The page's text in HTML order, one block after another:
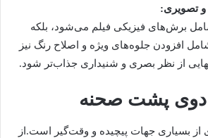
تصویری:
برش‌های فیزیکی فیلم می‌شود، بلکه
افزودن جلوه‌های ویژه و اصلاح رنگ نیز
از نظر بصری و شنیداری جذاب‌تر شود.
پشت صحنه
از بسیاری جهات پیچیده و وقت‌گیر است.از